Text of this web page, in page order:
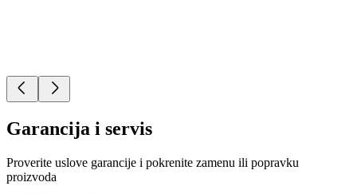
Garancija i servis
Proverite uslove garancije i pokrenite zamenu ili popravku
proizvoda